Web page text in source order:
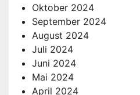
Oktober 2024
September 2024
August 2024
Juli 2024
Juni 2024
Mai 2024
April 2024